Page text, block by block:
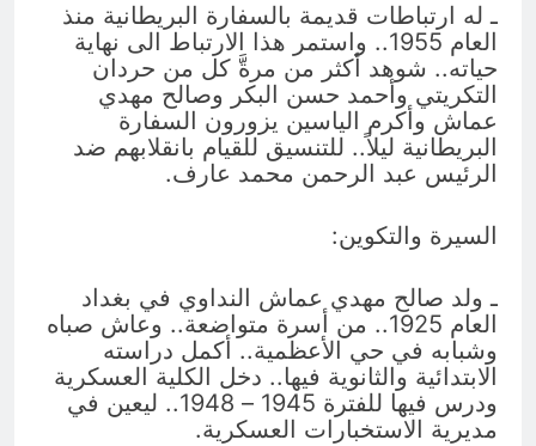
ـ له ارتباطات قديمة بالسفارة البريطانية منذ
العام 1955.. واستمر هذا الارتباط الى نهاية
حياته.. شوهد أكثر من مرةَّ كل من حردان
التكريتي وأحمد حسن البكر وصالح مهدي
عماش وأكرم الياسين يزورون السفارة
البريطانية ليلاً.. للتنسيق للقيام بانقلابهم ضد
الرئيس عبد الرحمن محمد عارف.
السيرة والتكوين:
ـ ولد صالح مهدي عماش النداوي في بغداد
العام 1925.. من أسرة متواضعة.. وعاش صباه
وشبابه في حي الأعظمية.. أكمل دراسته
الابتدائية والثانوية فيها.. دخل الكلية العسكرية
ودرس فيها للفترة 1945 – 1948.. ليعين في
مديرية الاستخبارات العسكرية.